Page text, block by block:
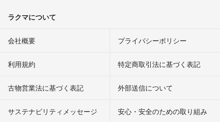
ラクマについて
会社概要 プライバシーポリシー
利用規約 特定商取引法に基づく表記
古物営業法に基づく表記 外部送信について
サステナビリティメッセージ 安心・安全のための取り組み